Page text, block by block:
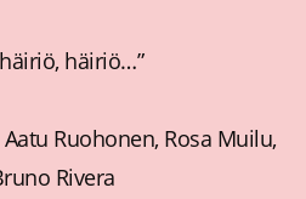
häiriö…”
Ruohonen, Rosa Muilu,
Rivera